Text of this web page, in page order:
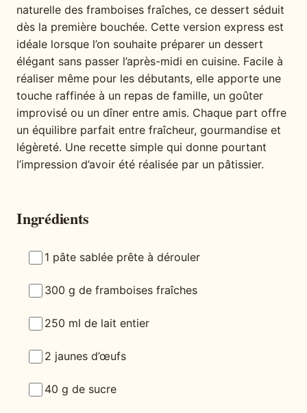
naturelle des framboises fraîches, ce dessert séduit
dès la première bouchée. Cette version express est
idéale lorsque l’on souhaite préparer un dessert
élégant sans passer l’après-midi en cuisine. Facile à
réaliser même pour les débutants, elle apporte une
touche raffinée à un repas de famille, un goûter
improvisé ou un dîner entre amis. Chaque part offre
un équilibre parfait entre fraîcheur, gourmandise et
légèreté. Une recette simple qui donne pourtant
l’impression d’avoir été réalisée par un pâtissier.
Ingrédients
1 pâte sablée prête à dérouler
300 g de framboises fraîches
250 ml de lait entier
2 jaunes d’œufs
40 g de sucre